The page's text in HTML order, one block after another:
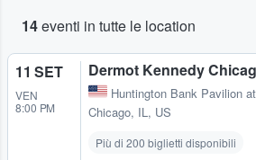
14eventi in tutte le location
11 SET
VEN
8:00 PM
Dermot Kennedy
Huntington Bank Pavilion
Chicago, IL, US
Più di 200 biglietti disponibili